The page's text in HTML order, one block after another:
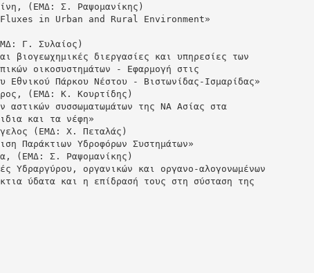
(ΕΜΔ: Σ. Ραψομανίκης)
Fluxes in Urban and Rural Environment»
Γ. Συλαίος)
βιογεωχημικές διεργασίες και υπηρεσίες των
οικοσυστημάτων - Εφαρμογή στις
Εθνικού Πάρκου Νέστου - Βιστωνίδας-Ισμαρίδας»
(ΕΜΔ: Κ. Κουρτίδης)
αστικών συσσωματωμάτων της ΝΑ Ασίας στα
και τα νέφη»
(ΕΜΔ: Χ. Πεταλάς)
Παράκτιων Υδροφόρων Συστημάτων»
(ΕΜΔ: Σ. Ραψομανίκης)
Υδραργύρου, οργανικών και οργανο-αλογονωμένων
ύδατα και η επίδρασή τους στη σύσταση της